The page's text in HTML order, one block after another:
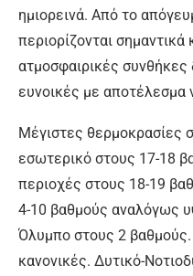
ημιορεινά. Από το
περιορίζονται
ατμοσφαιρικές συνθήκες
ευνοικές με αποτέλεσμα
Μέγιστες θερμοκρασίες
εσωτερικό στους 17-18
περιοχές στους 18-19
4-10 βαθμούς αναλόγως
Όλυμπο στους 2 βαθμούς.
κανονικές. Δυτικό-